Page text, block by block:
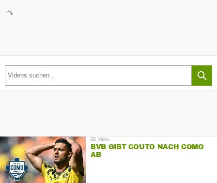
BVB GIBT COUTO NACH COMO
AB